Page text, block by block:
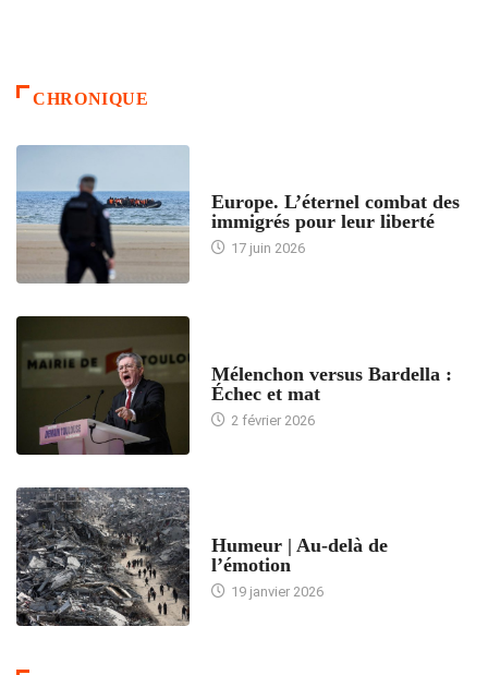
CHRONIQUE
Europe. L’éternel combat des
immigrés pour leur liberté
17 juin 2026
Mélenchon versus Bardella :
Échec et mat
2 février 2026
Humeur | Au-delà de
l’émotion
19 janvier 2026